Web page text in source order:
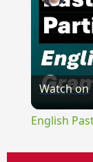
Watch on
English